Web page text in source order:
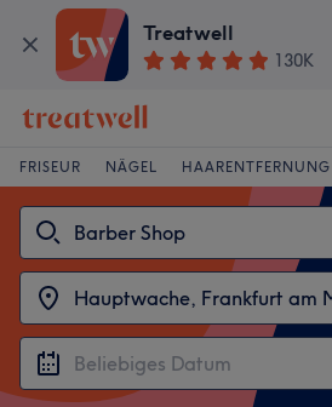
Treatwell
130K
FRISEUR NÄGEL HAARENTFERNUNG